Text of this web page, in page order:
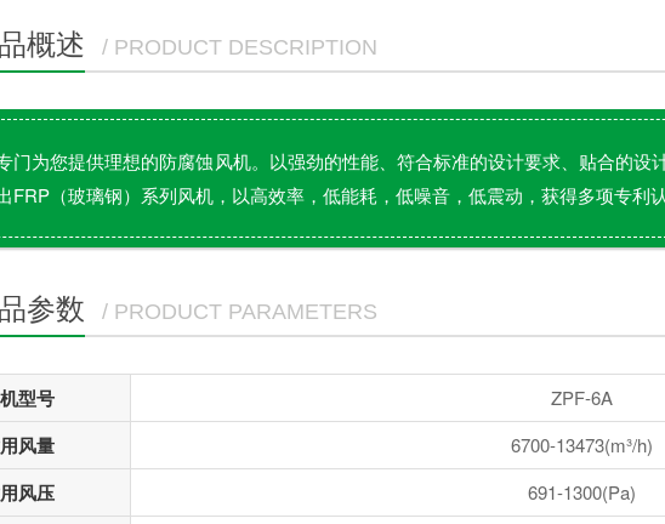
概述 / PRODUCT DESCRIPTION
门为您提供理想的防腐蚀风机。以强劲的性能、符合标准的设计要求、贴合的设
FRP（玻璃钢）系列风机，以高效率，低能耗，低噪音，低震动，获得多项专利
参数 / PRODUCT PARAMETERS
型号 ZPF-6A
风量 6700-13473(m³/h)
风压 691-1300(Pa)